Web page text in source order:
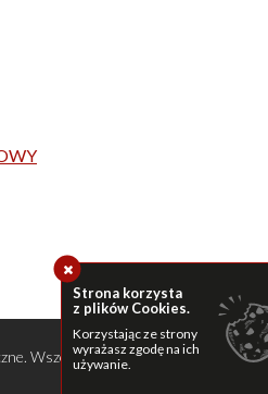
Wszelkie prawa zastrzeżone.
Strona korzysta
z plików Cookies.
Korzystając ze strony
wyrażasz zgodę na ich
używanie.